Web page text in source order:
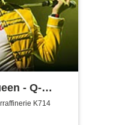
- Q-
K714